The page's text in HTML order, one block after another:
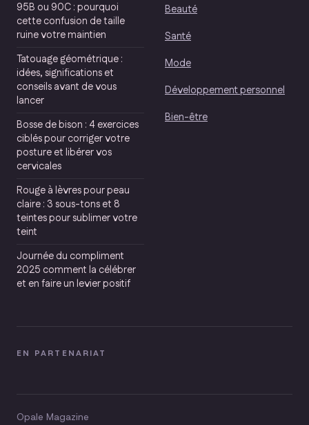
95B ou 90C : pourquoi
cette confusion de taille
ruine votre maintien
Tatouage géométrique :
idées, significations et
conseils avant de vous
lancer
Bosse de bison : 4 exercices
ciblés pour corriger votre
posture et libérer vos
cervicales
Rouge à lèvres pour peau
claire : 3 sous-tons et 8
teintes pour sublimer votre
teint
Journée du compliment
2025 comment la célébrer
et en faire un levier positif
Beauté
Santé
Mode
Développement personnel
Bien-être
EN PARTENARIAT
Opale Magazine